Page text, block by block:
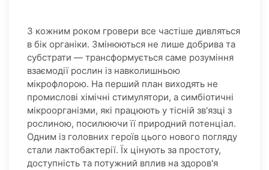
З кожним роком гровери все частіше дивляться
в бік органіки. Змінюються не лише добрива та
субстрати — трансформується саме розуміння
взаємодії рослин із навколишньою
мікрофлорою. На перший план виходять не
промислові хімічні стимулятори, а симбіотичні
мікроорганізми, які працюють у тісній зв'язці з
рослиною, посилюючи її природний потенціал.
Одним із головних героїв цього нового погляду
стали лактобактерії. Їх цінують за простоту,
доступність та потужний вплив на здоров'я